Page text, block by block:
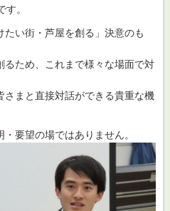
。
い街・芦屋を創る」決意のも
ため、これまで様々な場面で対
さまと直接対話ができる貴重な機
・要望の場ではありません。